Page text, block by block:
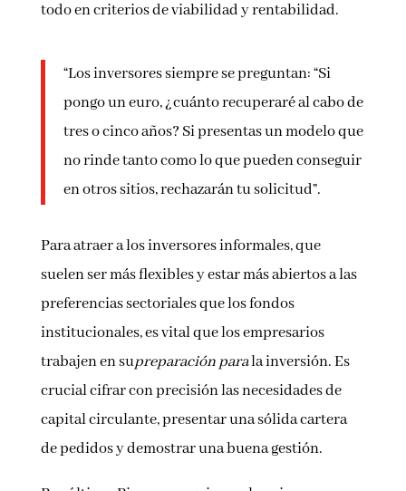
todo en criterios de viabilidad y rentabilidad.
“Los inversores siempre se preguntan: “Si
pongo un euro, ¿cuánto recuperaré al cabo de
tres o cinco años? Si presentas un modelo que
no rinde tanto como lo que pueden conseguir
en otros sitios, rechazarán tu solicitud”.
Para atraer a los inversores informales, que
suelen ser más flexibles y estar más abiertos a las
preferencias sectoriales que los fondos
institucionales, es vital que los empresarios
trabajen en supreparación parala inversión. Es
crucial cifrar con precisión las necesidades de
capital circulante, presentar una sólida cartera
de pedidos y demostrar una buena gestión.